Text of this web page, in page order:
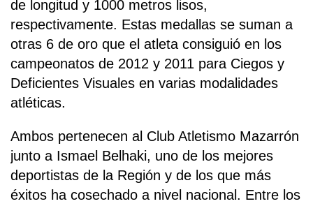
de longitud y 1000 metros lisos,
respectivamente. Estas medallas se suman a
otras 6 de oro que el atleta consiguió en los
campeonatos de 2012 y 2011 para Ciegos y
Deficientes Visuales en varias modalidades
atléticas.
Ambos pertenecen al Club Atletismo Mazarrón
junto a Ismael Belhaki, uno de los mejores
deportistas de la Región y de los que más
éxitos ha cosechado a nivel nacional. Entre los